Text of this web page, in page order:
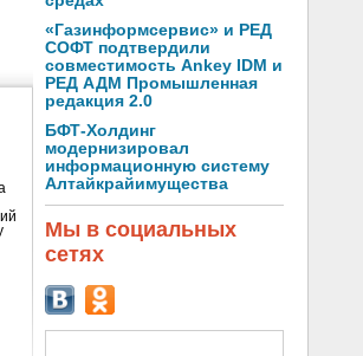
«Газинформсервис» и РЕД
СОФТ подтвердили
совместимость Ankey IDM и
РЕД АДМ Промышленная
редакция 2.0
БФТ-Холдинг
модернизировал
информационную систему
Алтайкрайимущества
Мы в социальных
сетях